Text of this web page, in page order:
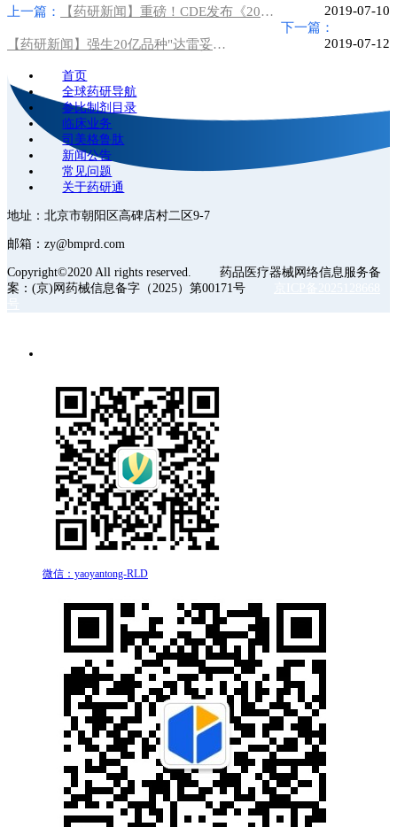
上一篇： 【药研新闻】重磅！CDE发布《2018年度药品审评报告》
2019-07-10
下一篇：
【药研新闻】强生20亿品种"达雷妥尤单抗"获批进口
2019-07-12
首页
全球药研导航
参比制剂目录
临床业务
司美格鲁肽
新闻公告
常见问题
关于药研通
地址：北京市朝阳区高碑店村二区9-7
邮箱：zy@bmprd.com
Copyright©2020 All rights reserved. 药品医疗器械网络信息服务备
案：(京)网药械信息备字（2025）第00171号
微信：yaoyantong-RLD